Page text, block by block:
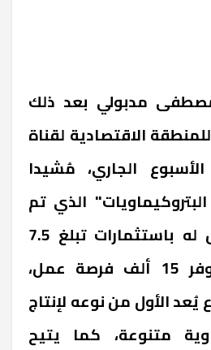
مدبولي بعد ذلك
الاقتصادية لقناة
الجاري، مُشيدا
الذي تم
وضع حجر الأساس له باستثمارات تبلغ 7.5
مليار دولار، وسيوفر 15 ألف فرصة عمل،
الأول من نوعه لإنتاج
متنوعة، كما يتيح